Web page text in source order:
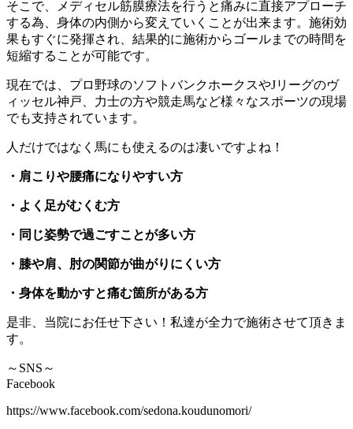
そこで、メディセル筋膜療法を行うと痛みに直接アプローチ
する為、身体の内側から変えていくことが出来ます。施術効
果もすぐに発揮され、結果的に施術からゴールまでの時間を
短縮することが可能です。
現在では、プロ野球のソフトバンクホークスやJリーグのヴ
ィッセル神戸、力士の方や競走馬など様々なスポーツの現場
でも支持されています。
人だけではなく馬にも使えるのは凄いですよね！
・肩こりや腰痛になりやすい方
・よく足がむくむ方
・同じ姿勢で過ごすことが多い方
・膝や肩、肘の関節が曲がりにくい方
・身体を動かすと痛む箇所がある方
是非、当院にお任せ下さい！私達が全力で施術させて頂きま
す。
～SNS～
Facebook
https://www.facebook.com/sedona.koudunomori/